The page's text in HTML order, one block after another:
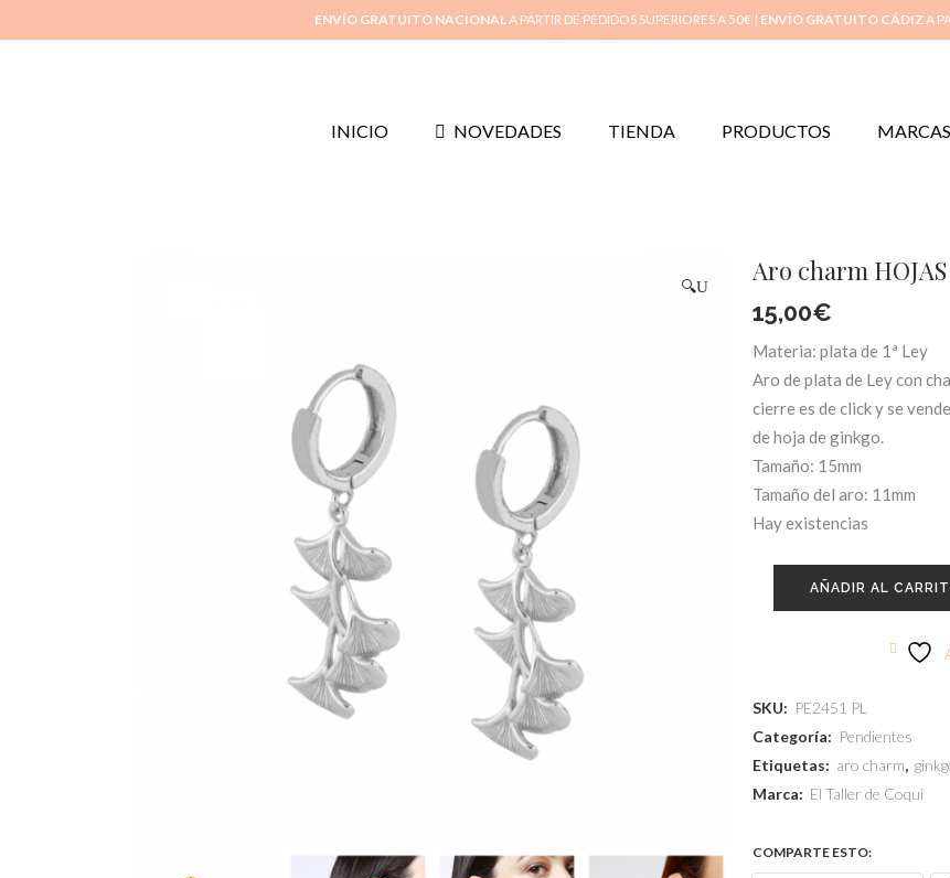
Inicio
INICIO NOVEDADES TIENDA PRODUCTOS MARCAS
🔍 Aro charm
15,00€
Materia: plata de 1ª Ley
Aro de plata de Ley con
cierre es de click y se
de hoja de ginkgo.
Tamaño: 15mm
Tamaño del aro: 11mm
Hay existencias
AÑADIR AL
SKU: PE2451 PL
Categoría: Pendientes
Etiquetas: aro charm,
Marca: El Taller de Coqui
COMPARTE ESTO:
ENVÍO GRATUITO NACIONALA PARTIR DE PEDIDOS SUPERIORES A 50€ | ENVÍO GRATUITO CÁDIZA